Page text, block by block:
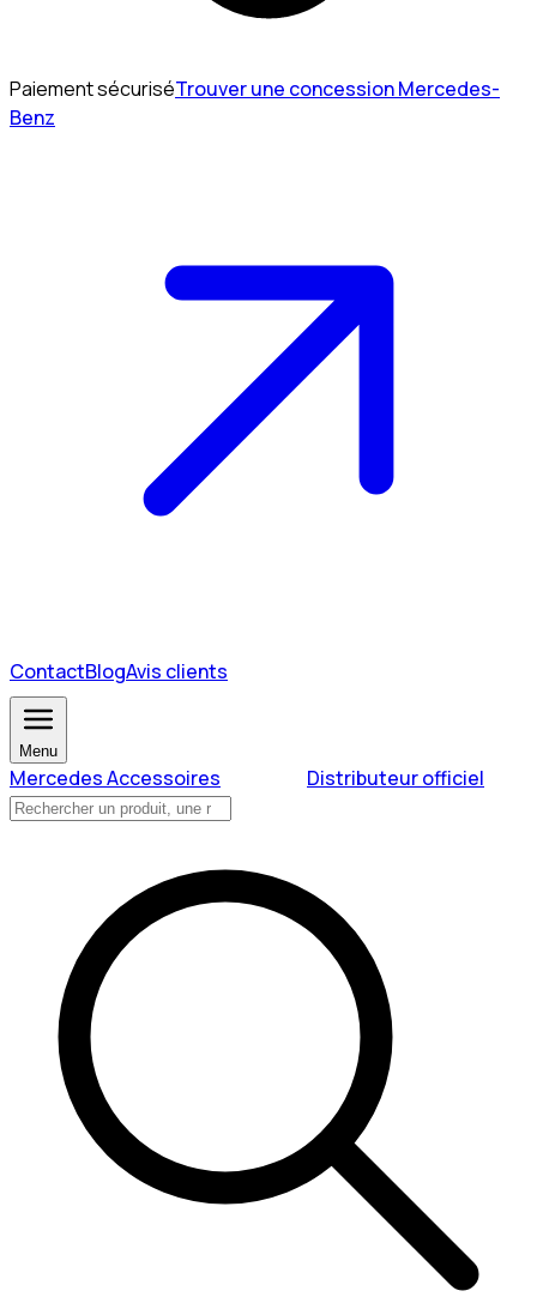
Paiement sécuriséTrouver une concession Mercedes-
Benz
ContactBlogAvis clients
Menu
Mercedes Accessoires Distributeur officiel